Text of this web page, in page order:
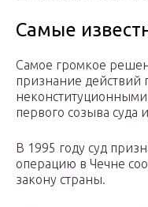
Самые
Самое громкое
признание действий
неконституционными.
первого созыва суда
В 1995 году суд
операцию в Чечне
закону страны.